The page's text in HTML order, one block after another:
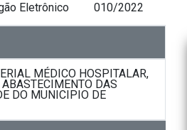
Eletrônico 010/2022
MÉDICO HOSPITALAR,
DAS
DO MUNICIPIO DE